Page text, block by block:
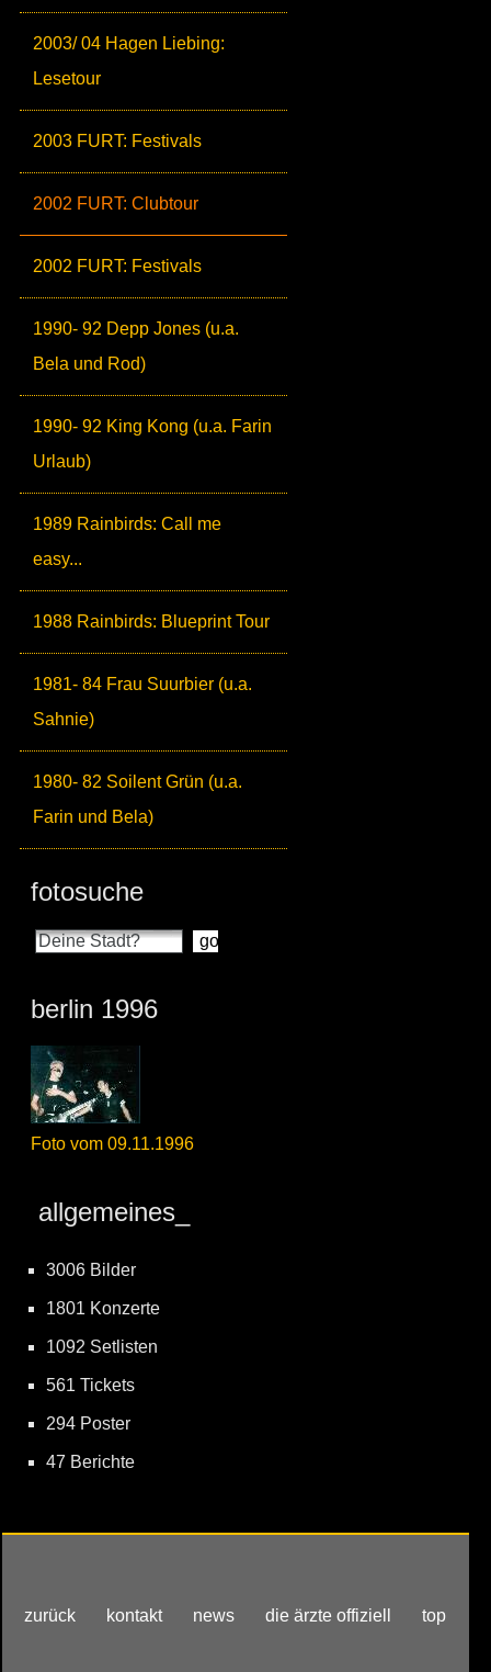
2003/ 04 Hagen Liebing:
Lesetour
2003 FURT: Festivals
2002 FURT: Clubtour
2002 FURT: Festivals
1990- 92 Depp Jones (u.a.
Bela und Rod)
1990- 92 King Kong (u.a. Farin
Urlaub)
1989 Rainbirds: Call me
easy...
1988 Rainbirds: Blueprint Tour
1981- 84 Frau Suurbier (u.a.
Sahnie)
1980- 82 Soilent Grün (u.a.
Farin und Bela)
fotosuche
berlin 1996
Foto vom 09.11.1996
allgemeines_
3006 Bilder
1801 Konzerte
1092 Setlisten
561 Tickets
294 Poster
47 Berichte
zurück kontakt news die ärzte offiziell top